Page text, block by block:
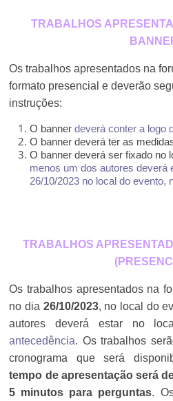
TRABALHOS
Os trabalhos apresentados na
formato presencial e deverão
instruções:
O bannerdeverá conter a logo
O banner deverá ter as
O banner deverá ser fixado no
menos um dos autores deverá
26/10/2023 no local do evento,
TRABALHOS
Os trabalhos apresentados na
no dia 26/10/2023, no local do
autores deverá estar no
antecedência. Os trabalhos
cronograma que será
tempo de apresentação será
5 minutos para perguntas.